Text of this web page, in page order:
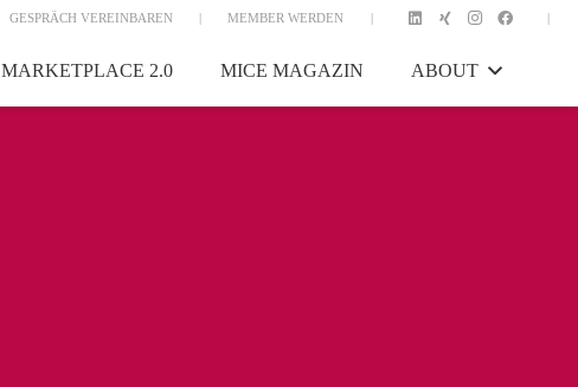
GESPRÄCH VEREINBAREN | MEMBER WERDEN | |
MARKETPLACE 2.0 MICE MAGAZIN ABOUT